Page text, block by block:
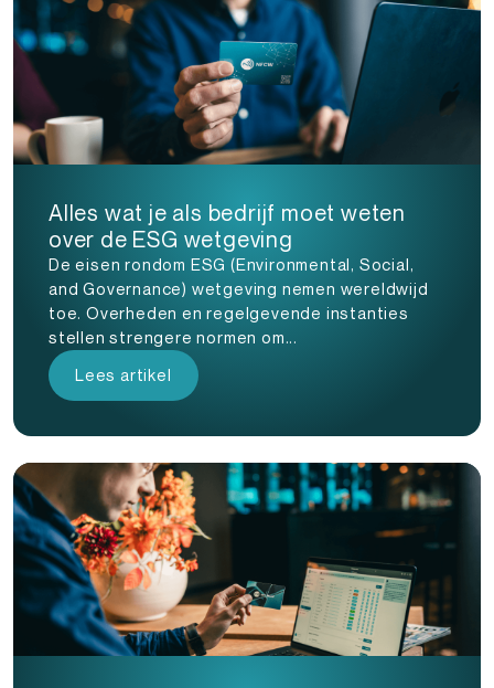
Alles wat je als bedrijf moet weten
over de ESG wetgeving
De eisen rondom ESG (Environmental, Social,
and Governance) wetgeving nemen wereldwijd
toe. Overheden en regelgevende instanties
stellen strengere normen om...
Lees artikel